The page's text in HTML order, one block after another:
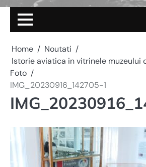
Home
Noutati
Istorie aviatica in vitrinele muzeului
Foto
IMG_20230916_142705-1